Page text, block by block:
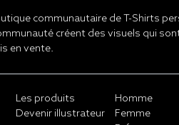
communautaire de T-Shirts
créent des visuels qui
en vente.
Les produits
Devenir illustrateur
Homme
Femme